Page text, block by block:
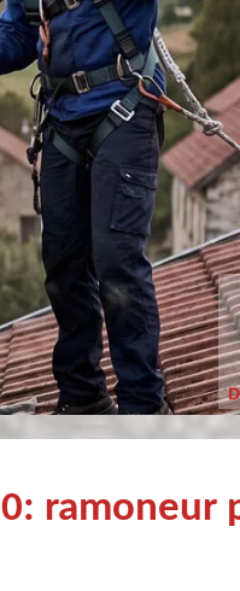
philippe poivet
et fort sympathique
ramoneur